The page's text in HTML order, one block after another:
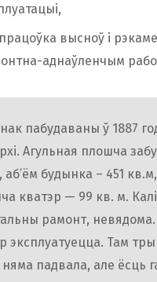
высноў і
аднаўленчым
пабудаваны ў 1887
Агульная плошча
аб’ём будынка – 451
кватэр — 99 кв. м.
рамонт,
эксплуатуецца. Там
падвала, але ёсць